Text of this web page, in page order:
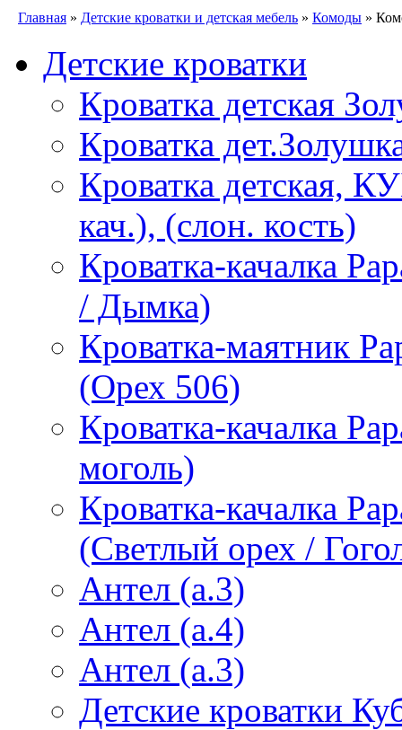
Главная » Детские кроватки и детская мебель » Комоды »
Детские кроватки
Кроватка детская
Кроватка
Кроватка детская,
кач.), (слон. кость)
Кроватка-качалка
/ Дымка)
Кроватка-маятник
(Орех 506)
Кроватка-качалка
моголь)
Кроватка-качалка
(Светлый орех /
Антел (а.3)
Антел (а.4)
Антел (а.3)
Детские кроватки